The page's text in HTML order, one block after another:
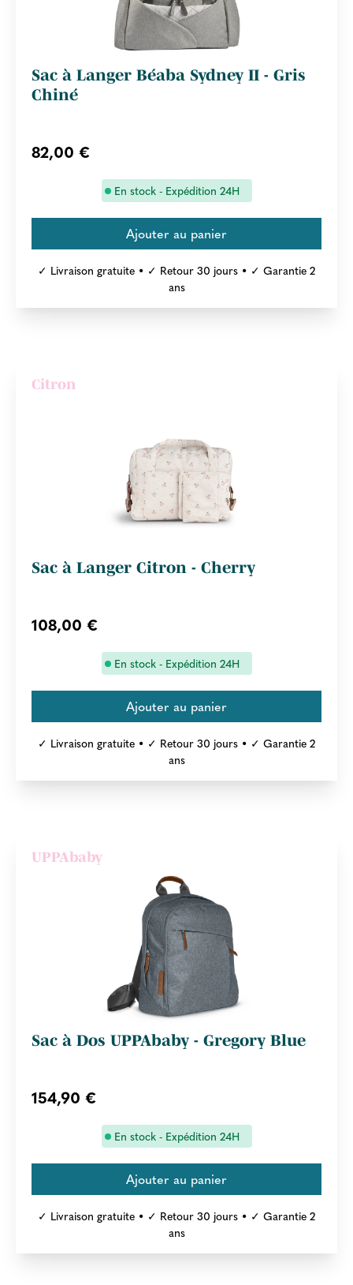
Sac à Langer Béaba Sydney II - Gris
Chiné
82,00 €
En stock - Expédition 24H
✓ Livraison gratuite • ✓ Retour 30 jours • ✓ Garantie 2
ans
Citron
Sac à Langer Citron - Cherry
108,00 €
En stock - Expédition 24H
✓ Livraison gratuite • ✓ Retour 30 jours • ✓ Garantie 2
ans
UPPAbaby
Sac à Dos UPPAbaby - Gregory Blue
154,90 €
En stock - Expédition 24H
✓ Livraison gratuite • ✓ Retour 30 jours • ✓ Garantie 2
ans